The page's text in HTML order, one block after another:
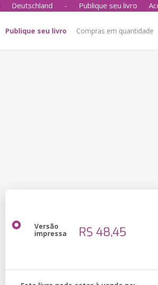
Deutschland - Publique seu livro
Publique seu livro Compras em quantidade
Versão
impressa R$ 48,45